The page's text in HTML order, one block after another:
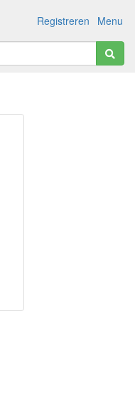
Menu
Registreren